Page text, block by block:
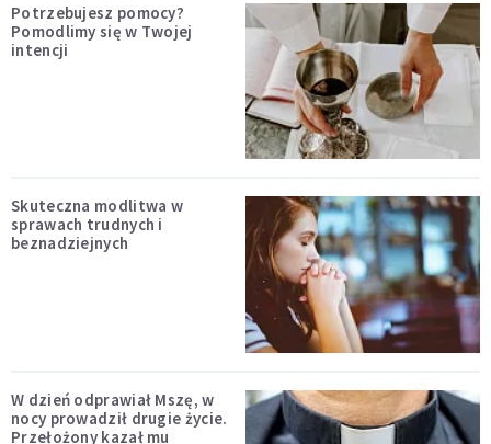
Potrzebujesz pomocy?
Pomodlimy się w Twojej
intencji
Skuteczna modlitwa w
sprawach trudnych i
beznadziejnych
W dzień odprawiał Mszę, w
nocy prowadził drugie życie.
Przełożony kazał mu